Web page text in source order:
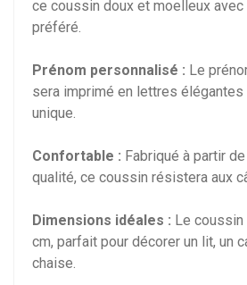
ce coussin doux et moelleux
préféré.
Prénom personnalisé : Le
sera imprimé en lettres élégantes
unique.
Confortable : Fabriqué à partir
qualité, ce coussin résistera aux
Dimensions idéales : Le coussin
cm, parfait pour décorer un lit, un
chaise.